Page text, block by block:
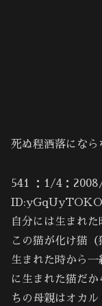
死ぬ程洒落にな
541 ：1/4：
ID:yGqUyTOKO
自分には生まれ
この猫が化け猫（
生まれた時から
に生まれた猫だ
ちの母親はオカ